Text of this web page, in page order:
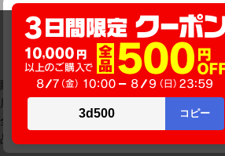
商品価格(税込) 20,800円
オプション小計価格(税込)
商品合計価格(税込)
在庫がありません
購入後も相談できます
店舗・電話サポート
全国25店舗とコールセンターで、購入後の
品質とサポートを詳しく見る
当サイトでは利用体験の向上およびコン
ラフィックの分析を目的としてCookieを
サイトの閲覧を継続された場合、Cookie
のといたします。
を
承諾する